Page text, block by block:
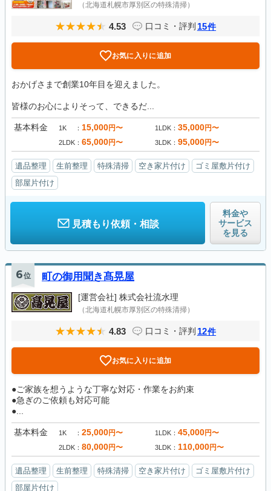
（北海道札幌市厚別区の特殊清掃）
4.53 口コミ・評判 15件
お気に入りに追加
おかげさまで創業10年目を迎えました。
皆様のお心によりそって、できるだ...
基本料金 1K 15,000円〜 1LDK 35,000円〜
2LDK 65,000円〜 3LDK 95,000円〜
遺品整理 生前整理 特殊清掃 空き家片付け
ゴミ屋敷片付け
部屋片付け
見積もり依頼・相談
料金や
サービス
を見る
6位 町の御用聞き髙晃屋
[運営会社] 株式会社流水理
（北海道札幌市厚別区の特殊清掃）
4.83 口コミ・評判 12件
お気に入りに追加
●ご家族を想うような丁寧な対応・作業をお約束
●急ぎのご依頼も対応可能
●...
基本料金 1K 25,000円〜 1LDK 45,000円〜
2LDK 80,000円〜 3LDK 110,000円〜
遺品整理 生前整理 特殊清掃 空き家片付け
ゴミ屋敷片付け
部屋片付け